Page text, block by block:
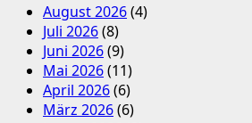
August 2026(4)
Juli 2026(8)
Juni 2026(9)
Mai 2026(11)
April 2026(6)
März 2026(6)